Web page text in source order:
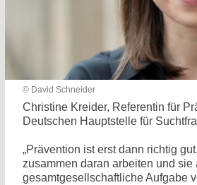
© David Schneider
Christine Kreider, Referentin für
Deutschen Hauptstelle für
„Prävention ist erst dann richtig
zusammen daran arbeiten und sie
gesamtgesellschaftliche Aufgabe